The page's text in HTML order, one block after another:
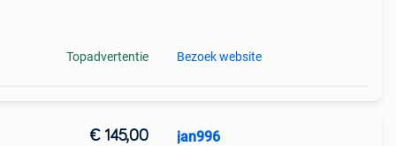
Topadvertentie Bezoek website
€ 145,00 jan996